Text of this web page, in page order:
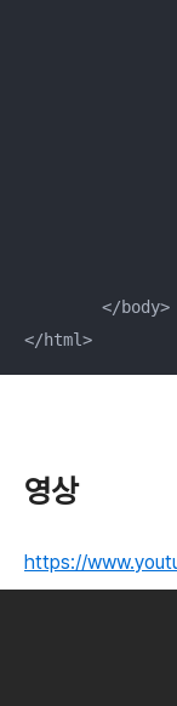
</html>
영상
https://